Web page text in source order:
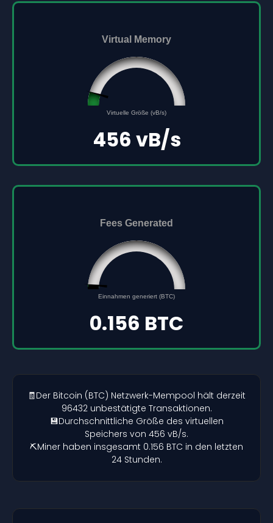
Virtual Memory
45561691
Virtuelle Größe (vB/s)500000000
456 vB/s
Fees Generated
Einnahmen generiert (BTC)
0.156 BTC
🧾Der Bitcoin (BTC) Netzwerk-Mempool hält derzeit
96432 unbestätigte Transaktionen.
💾Durchschnittliche Größe des virtuellen
Speichers von 456 vB/s.
⛏️Miner haben insgesamt 0.156 BTC in den letzten
24 Stunden.